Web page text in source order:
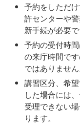
予約をしただ
許センターや
新手続が必要で
予約の受付時
の来庁時間で
ではありません
講習区分、希
した場合には
受理できない
ります。